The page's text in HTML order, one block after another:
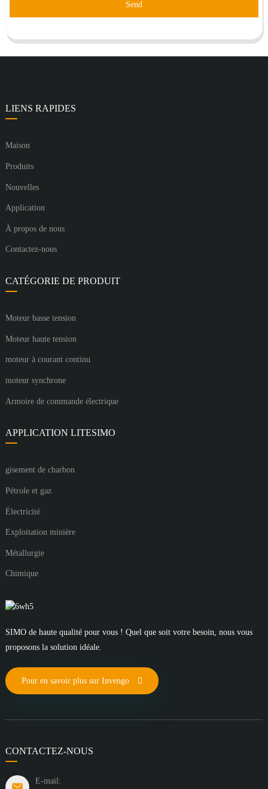
Send
LIENS RAPIDES
Maison
Produits
Nouvelles
Application
À propos de nous
Contactez-nous
CATÉGORIE DE PRODUIT
Moteur basse tension
Moteur haute tension
moteur à courant continu
moteur synchrone
Armoire de commande électrique
APPLICATION LITESIMO
gisement de charbon
Pétrole et gaz
Électricité
Exploitation minière
Métallurgie
Chimique
SIMO de haute qualité pour vous ! Quel que soit votre besoin, nous vous
proposons la solution idéale.
Pour en savoir plus sur Invengo
CONTACTEZ-NOUS
E-mail: